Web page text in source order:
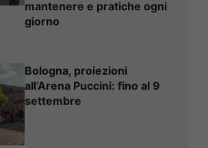
mantenere e pratiche ogni
giorno
Bologna, proiezioni
all’Arena Puccini: fino al 9
settembre